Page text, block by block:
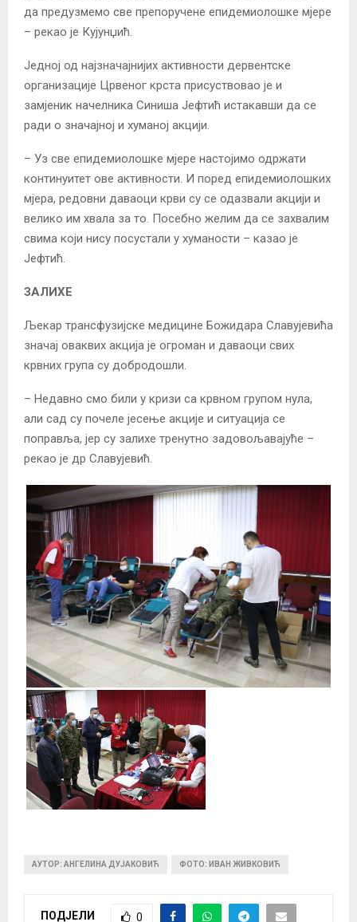
да предузмемо све препоручене епидемиолошке мјере
– рекао је Кујунџић.
Једној од најзначајнијих активности дервентске
организације Црвеног крста присуствовао је и
замјеник начелника Синиша Јефтић истакавши да се
ради о значајној и хуманој акцији.
– Уз све епидемиолошке мјере настојимо одржати
континуитет ове активности. И поред епидемиолошких
мјера, редовни даваоци крви су се одазвали акцији и
велико им хвала за то. Посебно желим да се захвалим
свима који нису посустали у хуманости – казао је
Јефтић.
ЗАЛИХЕ
Љекар трансфузијске медицине Божидара Славујевића
значај оваквих акција је огроман и даваоци свих
крвних група су добродошли.
– Недавно смо били у кризи са крвном групом нула,
али сад су почеле јесење акције и ситуација се
поправља, јер су залихе тренутно задовољавајуће –
рекао је др Славујевић.
АУТОР: АНГЕЛИНА ДУЈАКОВИЋ ФОТО: ИВАН ЖИВКОВИЋ
ПОДЈЕЛИ 0